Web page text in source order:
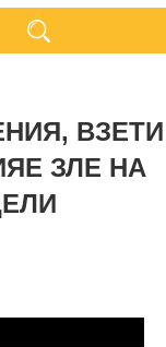
ВЗЕТИ
ЗЛЕ НА